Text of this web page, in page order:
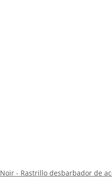
Noir - Rastrillo desbarbador de